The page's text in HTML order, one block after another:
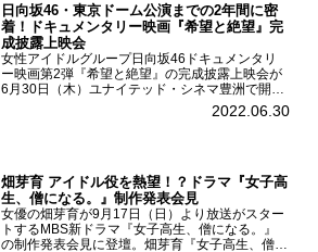
日向坂46・東京ドーム公演までの2年間に密
着！ドキュメンタリー映画『希望と絶望』完
成披露上映会
女性アイドルグループ日向坂46ドキュメンタリ
ー映画第2弾『希望と絶望』の完成披露上映会が
6月30日（木）ユナイテッド・シネマ豊洲で開催
され、日向坂46メンバーの加藤史帆、齊藤京
子、佐々木久美、富田鈴花、松田好花の5人が登
2022.06.30
畑芽育 アイドル役を熱望！？ドラマ『女子高
生、僧になる。』制作発表会見
女優の畑芽育が9月17日（日）より放送がスター
トするMBS新ドラマ『女子高生、僧になる。』
の制作発表会見に登壇。畑芽育『女子高生、僧に